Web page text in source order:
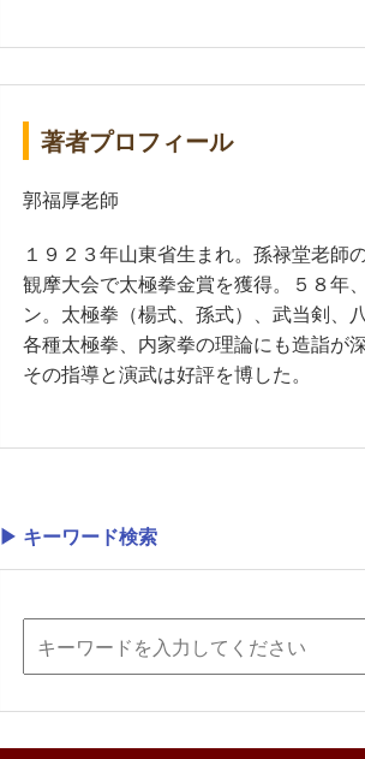
著者プロフィール
郭福厚老師
１９２３年山東省生まれ。孫禄堂老師
観摩大会で太極拳金賞を獲得。５８年
ン。太極拳（楊式、孫式）、武当剣、
各種太極拳、内家拳の理論にも造詣が
その指導と演武は好評を博した。
▶ キーワード検索